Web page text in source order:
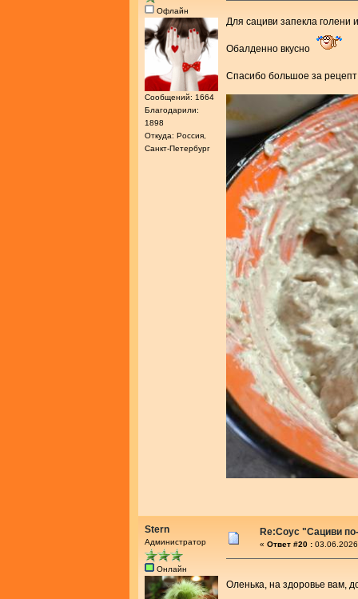
Офлайн
Сообщений: 1664
Благодарили:
1898
Откуда: Россия,
Санкт-Петербург
Для сациви запекла голени
Обалденно вкусно
Спасибо большое за
Stern
Администратор
Онлайн
Re:Соус "Сациви
« Ответ #20 :
Оленька, на здоровье вам,